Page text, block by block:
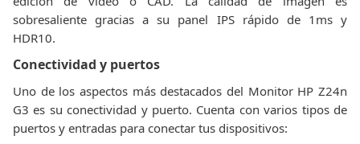
sobresaliente gracias a su panel IPS rápido de 1ms y
HDR10.
Conectividad y puertos
Uno de los aspectos más destacados del Monitor HP Z24n
G3 es su conectividad y puerto. Cuenta con varios tipos de
puertos y entradas para conectar tus dispositivos: